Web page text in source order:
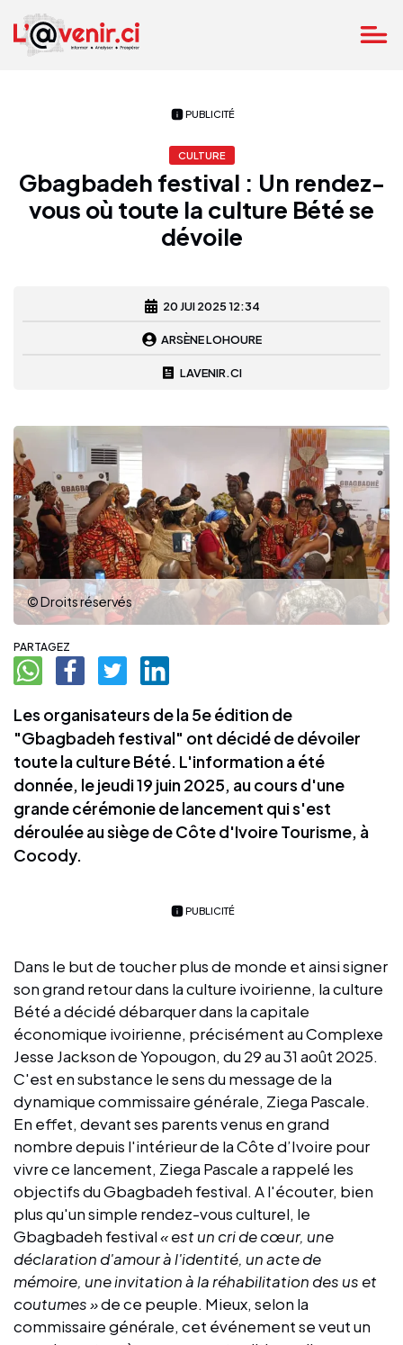
PUBLICITÉ
CULTURE
Gbagbadeh festival : Un rendez-
vous où toute la culture Bété se
dévoile
20 JUI 2025 12:34
ARSÈNE LOHOURE
LAVENIR.CI
© Droits réservés
PARTAGEZ
Les organisateurs de la 5e édition de
"Gbagbadeh festival" ont décidé de dévoiler
toute la culture Bété. L'information a été
donnée, le jeudi 19 juin 2025, au cours d'une
grande cérémonie de lancement qui s'est
déroulée au siège de Côte d'Ivoire Tourisme, à
Cocody.
PUBLICITÉ
Dans le but de toucher plus de monde et ainsi signer
son grand retour dans la culture ivoirienne, la culture
Bété a décidé débarquer dans la capitale
économique ivoirienne, précisément au Complexe
Jesse Jackson de Yopougon, du 29 au 31 août 2025.
C'est en substance le sens du message de la
dynamique commissaire générale, Ziega Pascale.
En effet, devant ses parents venus en grand
nombre depuis l'intérieur de la Côte d’Ivoire pour
vivre ce lancement, Ziega Pascale a rappelé les
objectifs du Gbagbadeh festival. A l'écouter, bien
plus qu'un simple rendez-vous culturel, le
Gbagbadeh festival« est un cri de cœur, une
déclaration d'amour à l'identité, un acte de
mémoire, une invitation à la réhabilitation des us et
coutumes »de ce peuple. Mieux, selon la
commissaire générale, cet événement se veut un